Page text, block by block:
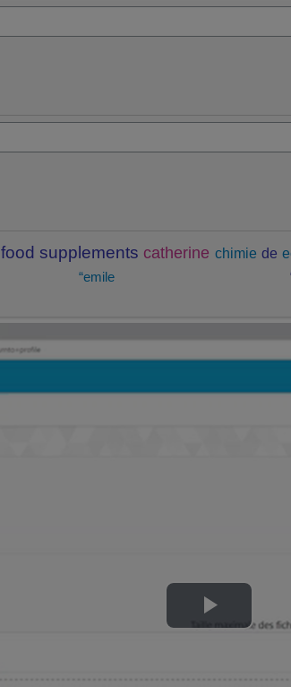
food supplements catherine chimie de
“emile
Lire